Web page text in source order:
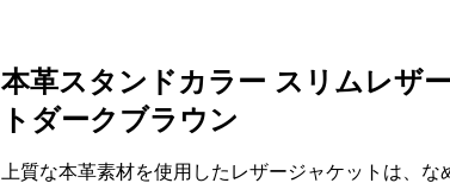
本革スタンドカラー スリムレザ
トダークブラウン
上質な本革素材を使用したレザージャケットは、な